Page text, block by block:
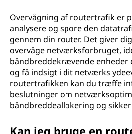
Overvågning af routertrafik er
analysere og spore den
gennem din router. Det giver
overvåge netværksforbruget,
båndbreddekrævende enheder
og få indsigt i dit netværks
routertrafikken kan du træffe
beslutninger om
båndbreddeallokering og
Kan jeg bruge en